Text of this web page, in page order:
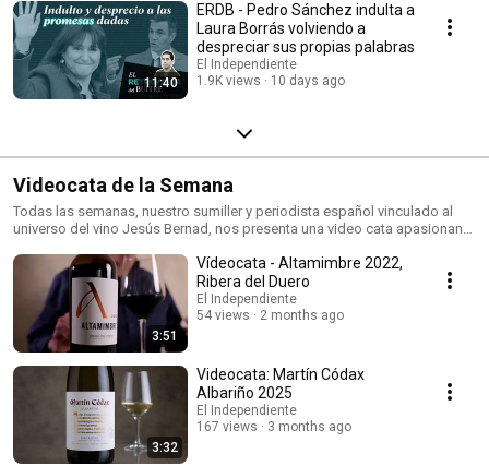
11:40
ERDB - Pedro Sánchez indulta a
Laura Borrás volviendo a
despreciar sus propias palabras
El Independiente
1.9K views
10 days ago
Videocata de la Semana
Todas las semanas, nuestro sumiller y periodista español vinculado al
universo del vino Jesús Bernad, nos presenta una video cata apasionante
3:51
Vídeocata - Altamimbre 2022,
Ribera del Duero
El Independiente
54 views
2 months ago
3:32
Videocata: Martín Códax
Albariño 2025
El Independiente
167 views
3 months ago